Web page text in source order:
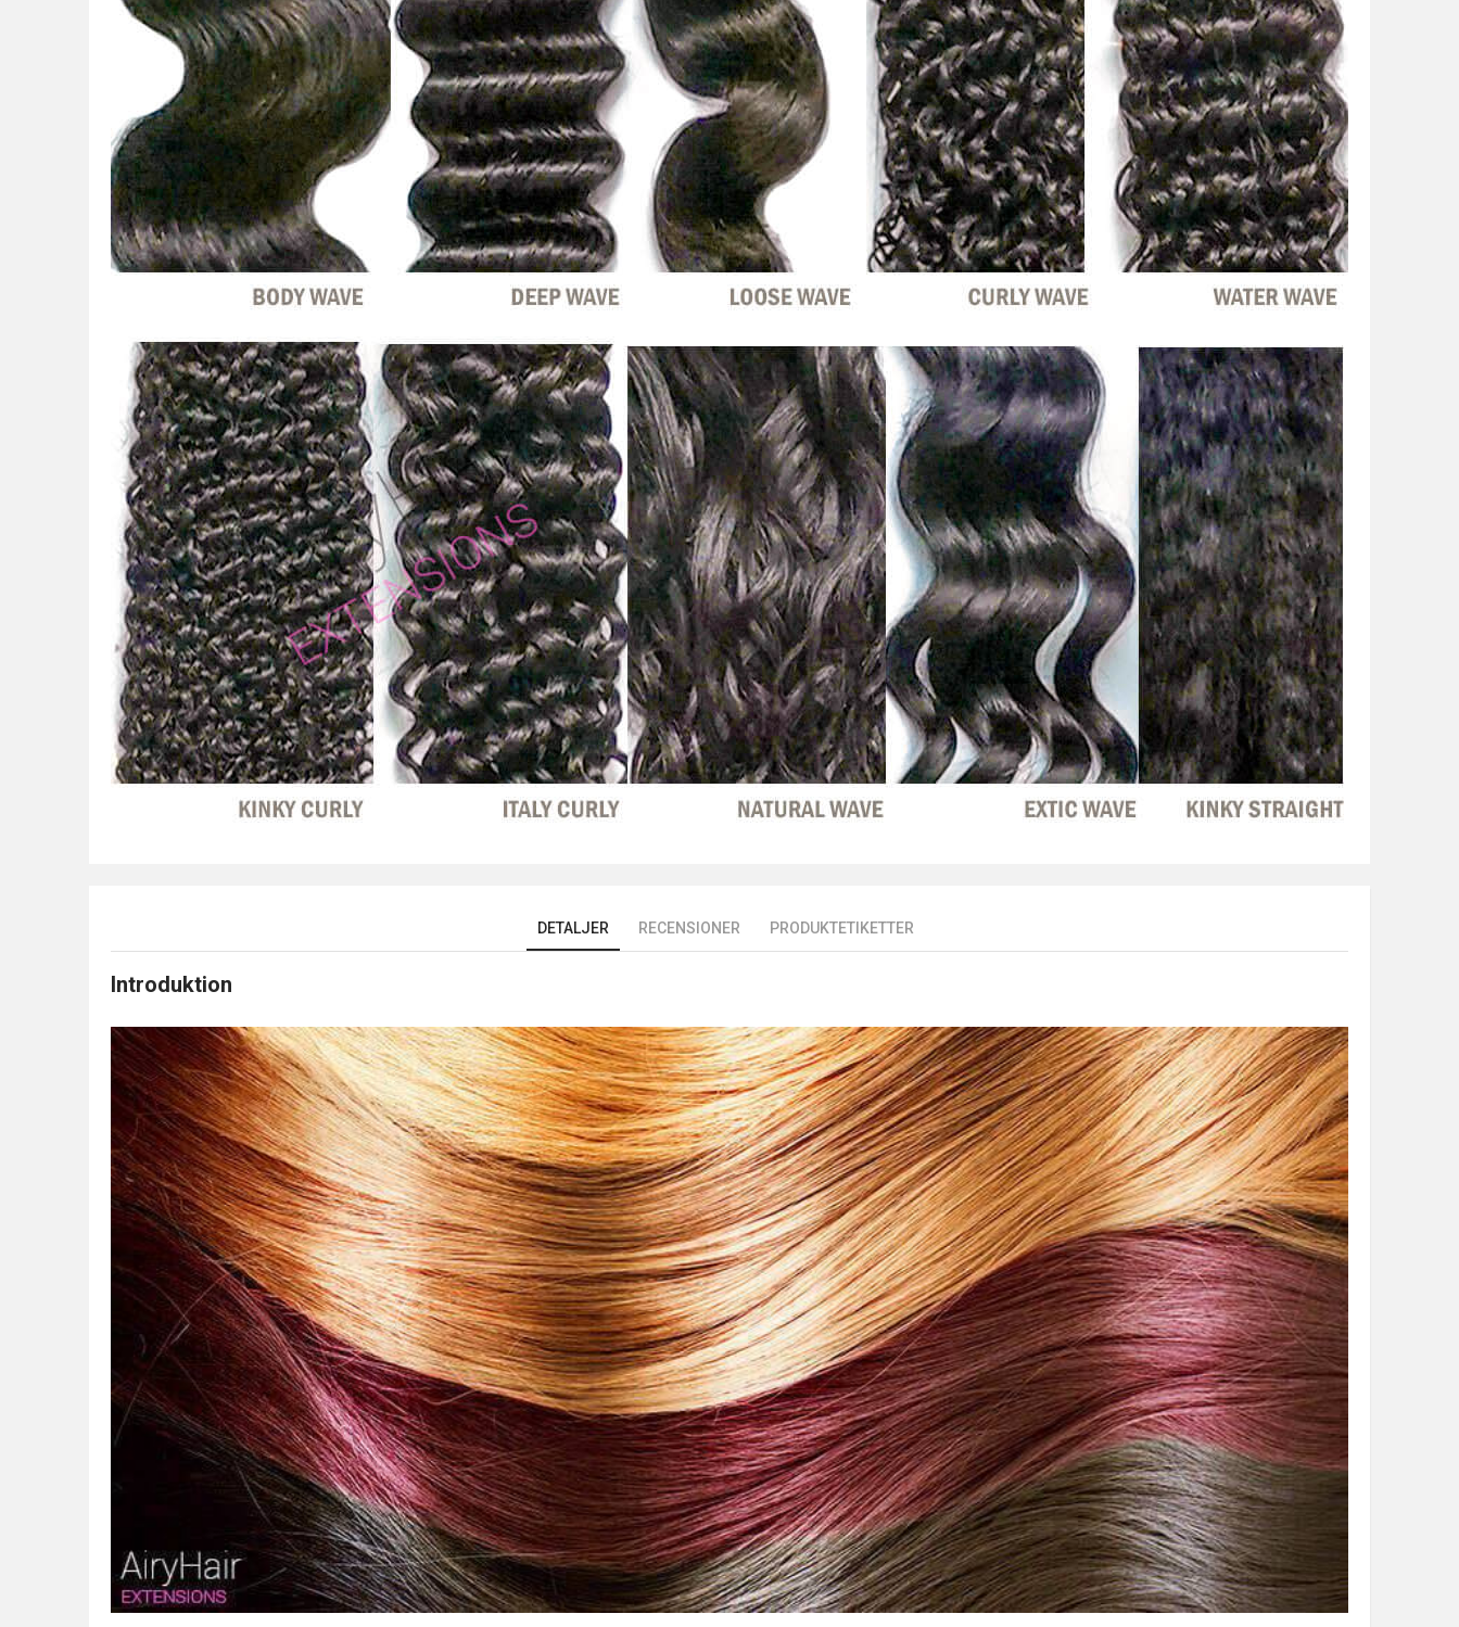
DETALJER RECENSIONER PRODUKTETIKETTER
Introduktion